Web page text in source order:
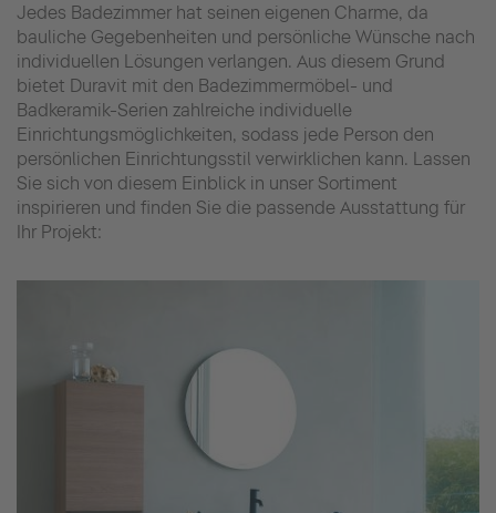
Jedes Badezimmer hat seinen eigenen Charme, da
bauliche Gegebenheiten und persönliche Wünsche nach
individuellen Lösungen verlangen. Aus diesem Grund
bietet Duravit mit den Badezimmermöbel- und
Badkeramik-Serien zahlreiche individuelle
Einrichtungsmöglichkeiten, sodass jede Person den
persönlichen Einrichtungsstil verwirklichen kann. Lassen
Sie sich von diesem Einblick in unser Sortiment
inspirieren und finden Sie die passende Ausstattung für
Ihr Projekt: